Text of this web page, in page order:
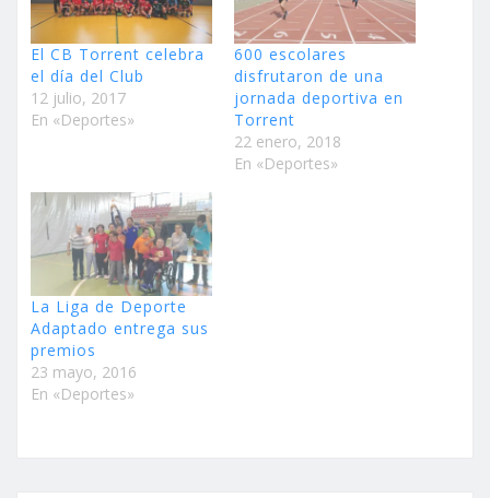
El CB Torrent celebra
el día del Club
12 julio, 2017
En «Deportes»
600 escolares
disfrutaron de una
jornada deportiva en
Torrent
22 enero, 2018
En «Deportes»
La Liga de Deporte
Adaptado entrega sus
premios
23 mayo, 2016
En «Deportes»